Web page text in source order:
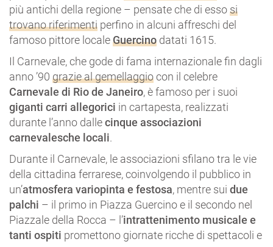
più antichi della regione – pensate che di essosi
trovano riferimenti perfino in alcuni affreschi del
famoso pittore localeGuercino datati 1615.
Il Carnevale, che gode di fama internazionale fin dagli
anno ’90 grazie al gemellaggiocon il celebre
Carnevale di Rio de Janeiro, è famoso per i suoi
giganti carri allegorici in cartapesta, realizzati
durante l’anno dallecinque associazioni
carnevalesche locali.
Durante il Carnevale, le associazioni sfilano tra le vie
della cittadina ferrarese, coinvolgendo il pubblico in
un’atmosfera variopinta e festosa, mentre sui due
palchi – il primo in Piazza Guercino e il secondo nel
Piazzale della Rocca – l’intrattenimento musicale e
tanti ospiti promettono giornate ricche di spettacoli e